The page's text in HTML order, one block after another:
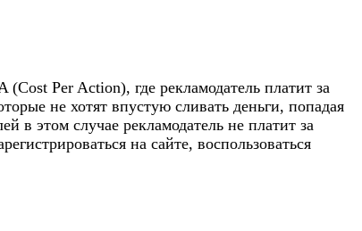
Per Action), где рекламодатель платит за
не хотят впустую сливать деньги, попадая
в этом случае рекламодатель не платит за
на сайте, воспользоваться